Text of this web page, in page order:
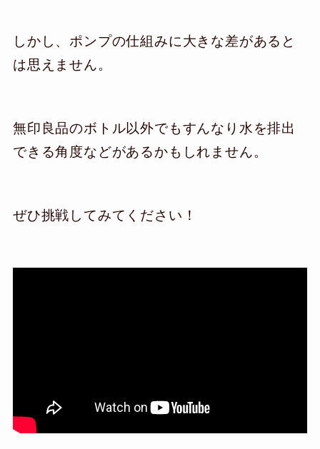
しかし、ポンプの仕組みに大きな差があると
は思えません。
無印良品のボトル以外でもすんなり水を排出
できる角度などがあるかもしれません。
ぜひ挑戦してみてください！